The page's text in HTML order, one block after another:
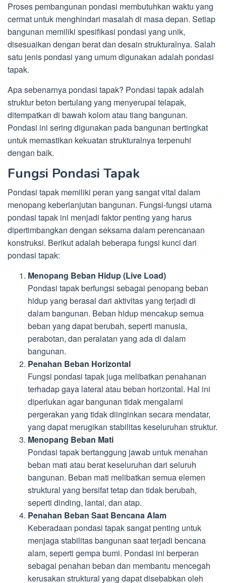
Proses pembangunan pondasi membutuhkan waktu yang
cermat untuk menghindari masalah di masa depan. Setiap
bangunan memiliki spesifikasi pondasi yang unik,
disesuaikan dengan berat dan desain strukturalnya. Salah
satu jenis pondasi yang umum digunakan adalah pondasi
tapak.
Apa sebenarnya pondasi tapak? Pondasi tapak adalah
struktur beton bertulang yang menyerupai telapak,
ditempatkan di bawah kolom atau tiang bangunan.
Pondasi ini sering digunakan pada bangunan bertingkat
untuk memastikan kekuatan strukturalnya terpenuhi
dengan baik.
Fungsi Pondasi Tapak
Pondasi tapak memiliki peran yang sangat vital dalam
menopang keberlanjutan bangunan. Fungsi-fungsi utama
pondasi tapak ini menjadi faktor penting yang harus
dipertimbangkan dengan seksama dalam perencanaan
konstruksi. Berikut adalah beberapa fungsi kunci dari
pondasi tapak:
Menopang Beban Hidup (Live Load)
Pondasi tapak berfungsi sebagai penopang beban
hidup yang berasal dari aktivitas yang terjadi di
dalam bangunan. Beban hidup mencakup semua
beban yang dapat berubah, seperti manusia,
perabotan, dan peralatan yang ada di dalam
bangunan.
Penahan Beban Horizontal
Fungsi pondasi tapak juga melibatkan penahanan
terhadap gaya lateral atau beban horizontal. Hal ini
diperlukan agar bangunan tidak mengalami
pergerakan yang tidak diinginkan secara mendatar,
yang dapat merugikan stabilitas keseluruhan struktur.
Menopang Beban Mati
Pondasi tapak bertanggung jawab untuk menahan
beban mati atau berat keseluruhan dari seluruh
bangunan. Beban mati melibatkan semua elemen
struktural yang bersifat tetap dan tidak berubah,
seperti dinding, lantai, dan atap.
Penahan Beban Saat Bencana Alam
Keberadaan pondasi tapak sangat penting untuk
menjaga stabilitas bangunan saat terjadi bencana
alam, seperti gempa bumi. Pondasi ini berperan
sebagai penahan beban dan membantu mencegah
kerusakan struktural yang dapat disebabkan oleh